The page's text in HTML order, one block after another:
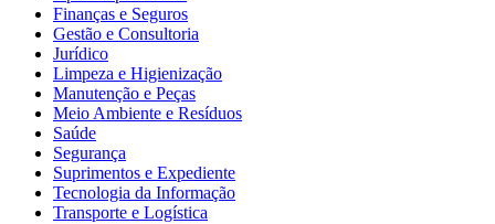
Finanças e Seguros
Gestão e Consultoria
Jurídico
Limpeza e Higienização
Manutenção e Peças
Meio Ambiente e Resíduos
Saúde
Segurança
Suprimentos e Expediente
Tecnologia da Informação
Transporte e Logística